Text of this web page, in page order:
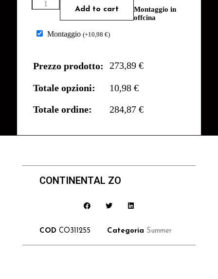
Add to cart
Montaggio in
offcina
Montaggio (+10,98 €)
Prezzo prodotto: 273,89 €
Totale opzioni:
10,98 €
Totale ordine:
284,87 €
CONTINENTAL ZO
COD CO311255 Categoria Summer